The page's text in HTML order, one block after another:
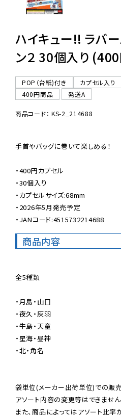
06-6282-
ハイキュー!! ラバ
ン２ 30個入り
POP（台紙)付き
カプセル入り
400円商品
発送A
商品コード： KS-2_214688
手首やバッグに巻いて楽しめる！
・400円カプセル
・30個入り
・カプセルサイズ:68mm
・2026年5月発売予定
・JANコード:4515732214688
商品内容
全5種類
・月島・山口
・夜久・灰羽
・牛島・天童
・星海・昼神
・北・角名
袋単位(メーカー出荷単位)での販
アソート内容の変更等はできません
また、商品によってはアソート比率